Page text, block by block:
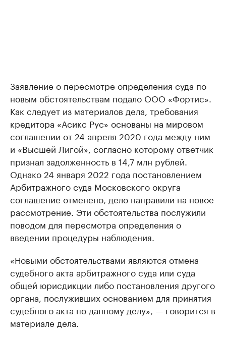
Заявление о пересмотре определения суда по
новым обстоятельствам подало ООО «Фортис».
Как следует из материалов дела, требования
кредитора «Асикс Рус» основаны на мировом
соглашении от 24 апреля 2020 года между ним
и «Высшей Лигой», согласно которому ответчик
признал задолженность в 14,7 млн рублей.
Однако 24 января 2022 года постановлением
Арбитражного суда Московского округа
соглашение отменено, дело направили на новое
рассмотрение. Эти обстоятельства послужили
поводом для пересмотра определения о
введении процедуры наблюдения.
«Новыми обстоятельствами являются отмена
судебного акта арбитражного суда или суда
общей юрисдикции либо постановления другого
органа, послуживших основанием для принятия
судебного акта по данному делу», — говорится в
материале дела.